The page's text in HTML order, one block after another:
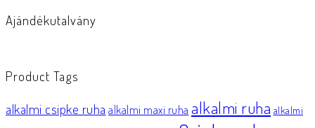
Ajándékutalvány
Product Tags
alkalmi csipke ruha alkalmi maxi ruha alkalmi ruha alkalmi